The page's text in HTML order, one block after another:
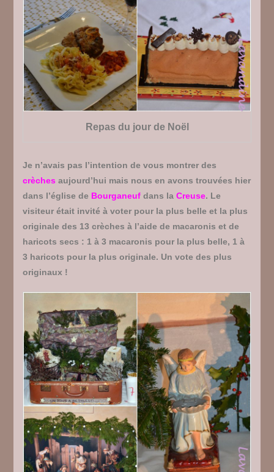
Repas du jour de Noël
Je n’avais pas l’intention de vous montrer des
crèches aujourd’hui mais nous en avons trouvées hier
dans l’église de Bourganeuf dans laCreuse. Le
visiteur était invité à voter pour la plus belle et la plus
originale des 13 crèches à l’aide de macaronis et de
haricots secs : 1 à 3 macaronis pour la plus belle, 1 à
3 haricots pour la plus originale. Un vote des plus
originaux !